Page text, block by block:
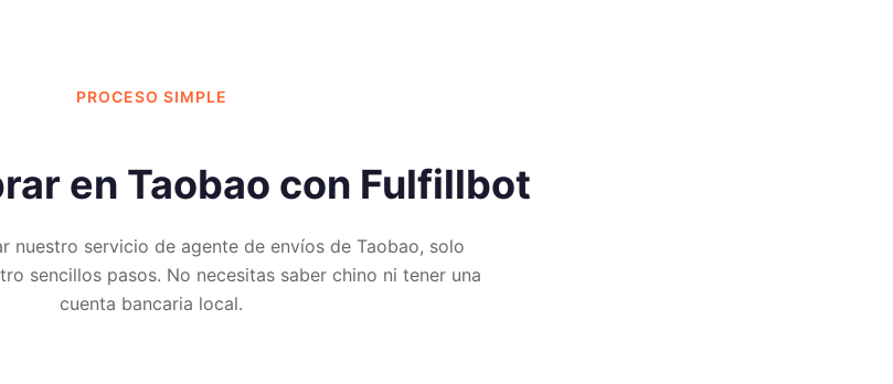
PROCESO SIMPLE
en Taobao con Fulfillbot
nuestro servicio de agente de envíos de Taobao, solo
sencillos pasos. No necesitas saber chino ni tener una
cuenta bancaria local.